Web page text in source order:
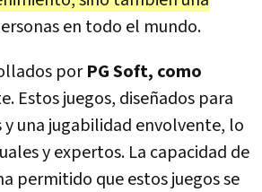
en todo el mundo.
porPG Soft, como
Estos juegos, diseñados para
una jugabilidad envolvente, lo
y expertos. La capacidad de
permitido que estos juegos se